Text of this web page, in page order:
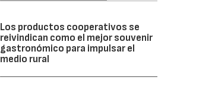
Los productos cooperativos se
reivindican como el mejor souvenir
gastronómico para impulsar el
medio rural